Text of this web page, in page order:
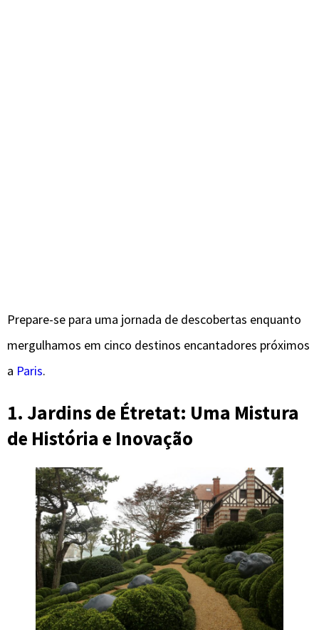
Prepare-se para uma jornada de descobertas enquanto
mergulhamos em cinco destinos encantadores próximos
a Paris.
1. Jardins de Étretat: Uma Mistura
de História e Inovação